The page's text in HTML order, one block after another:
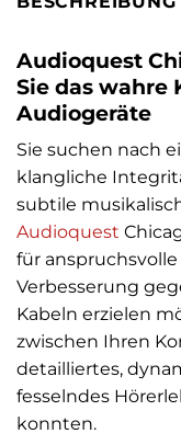
Audioquest
Sie das wahre
Audiogeräte
Sie suchen nach
klangliche
subtile
Audioquest
für
Verbesserung
Kabeln erzielen
zwischen Ihren
detailliertes,
fesselndes
konnten.